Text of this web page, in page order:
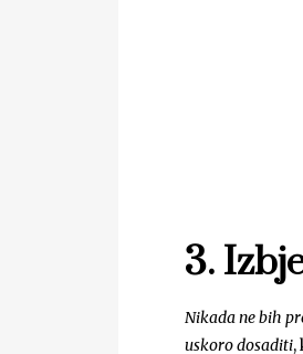
3.
Nikada ne bih
uskoro dosaditi,